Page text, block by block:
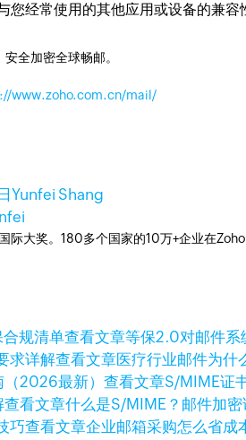
您经常使用的其他应用或设备的兼容
全加密全球畅邮。
www.zoho.com.cn/mail/
Yunfei Shang
际大奖。180多个国家的10万+企业在
查看文章等保2.0对邮件系
查看文章医疗行业邮件为什
查看文章S/MIME证
查看文章什么是S/MIME？邮件加
查看文章企业邮箱采购怎么省成